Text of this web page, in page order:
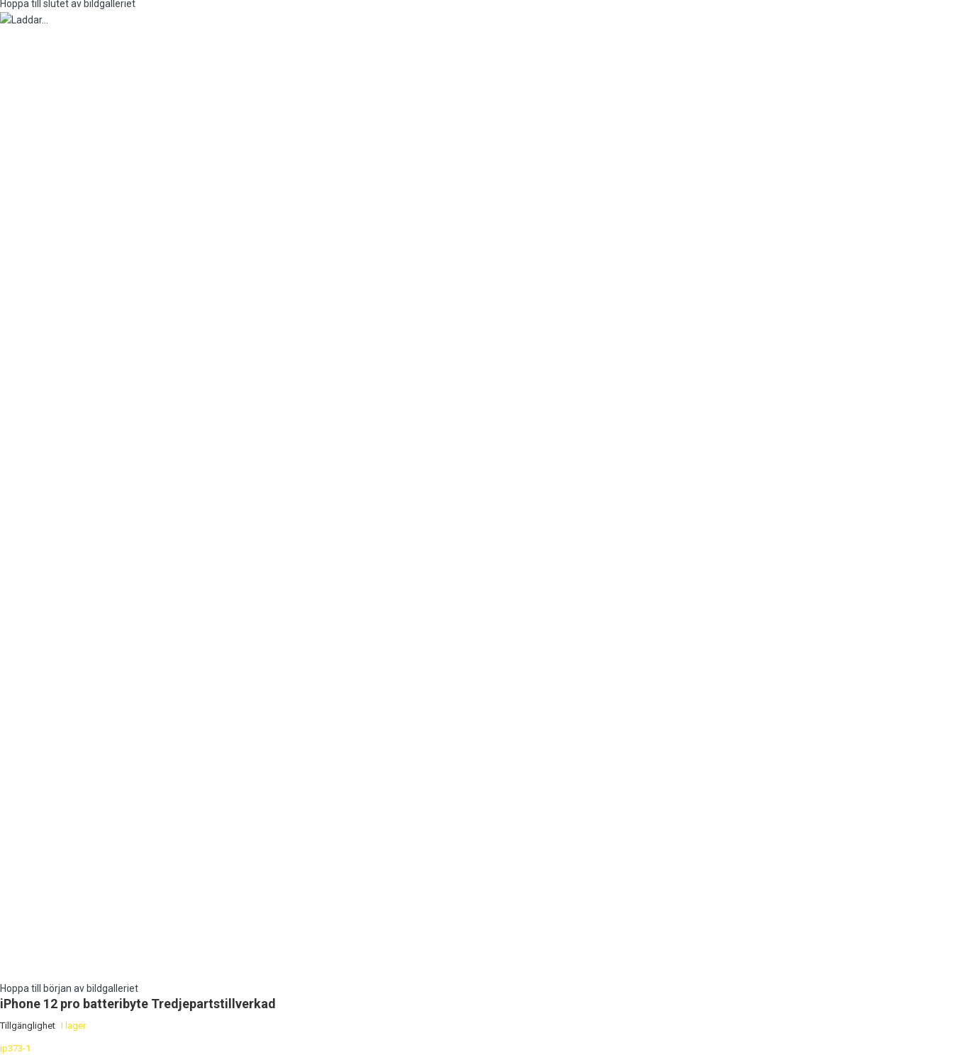
Hoppa till slutet av bildgalleriet
Hoppa till början av bildgalleriet
iPhone 12 pro batteribyte Tredjepartstillverkad
Tillgänglighet I lager
ip373-1